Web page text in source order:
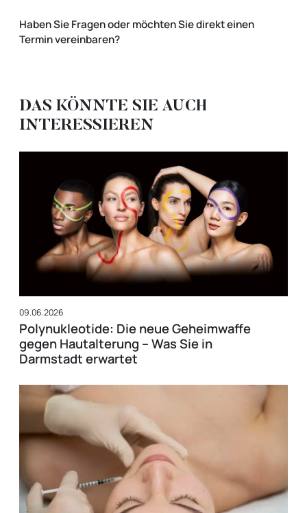
Haben Sie Fragen oder möchten Sie direkt einen
Termin vereinbaren?
DAS KÖNNTE SIE AUCH
INTERESSIEREN
09.06.2026
Polynukleotide: Die neue Geheimwaffe
gegen Hautalterung – Was Sie in
Darmstadt erwartet